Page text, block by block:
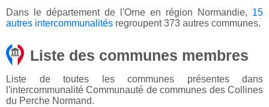
Dans le département de l'Orne en région Normandie, 15
autres intercommunalités regroupent 373 autres communes.
Liste des communes membres
Liste de toutes les communes présentes dans
l'intercommunalité Communauté de communes des Collines
du Perche Normand.